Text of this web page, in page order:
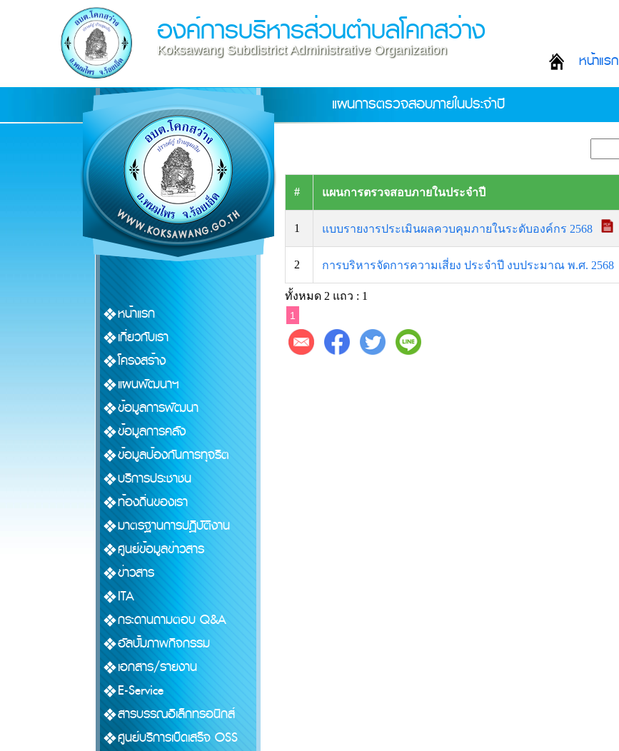
องค์การบริหารส่วนตำบลโคกสว่าง
Koksawang Subdistrict Administrative Organization
หน้าแรก
แผนการตรวจสอบภายในประจำปี
หน้าแรก
เกี่ยวกับเรา
โครงสร้าง
แผนพัฒนาฯ
ข้อมูลการพัฒนา
ข้อมูลการคลัง
ข้อมูลป้องกันการทุจริต
บริการประชาชน
ท้องถิ่นของเรา
มาตรฐานการปฏิบัติงาน
ศูนย์ข้อมูลข่าวสาร
ข่าวสาร
ITA
กระดานถามตอบ Q&A
อัลบั้มภาพกิจกรรม
เอกสาร/รายงาน
E-Service
สารบรรณอิเล็กทรอนิกส์
ศูนย์บริการเบ็ดเสร็จ OSS
# แผนการตรวจสอบภายในประจำปี
1 แบบรายงารประเมินผลควบคุมภายในระดับองค์กร 2568
2 การบริหารจัดการความเสี่ยง ประจำปี งบประมาณ พ.ศ. 2568
ทั้งหมด 2 แถว : 1
1